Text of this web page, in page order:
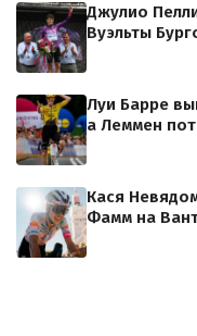
Джулио
Вуэльты
Луи Барре
а Леммен
Кася
Фамм на